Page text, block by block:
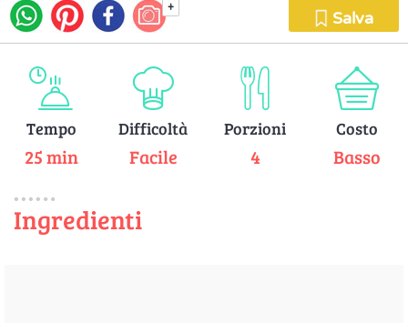
+
Salva
Tempo
25 min
Difficoltà
Facile
Porzioni
4
Costo
Basso
Ingredienti